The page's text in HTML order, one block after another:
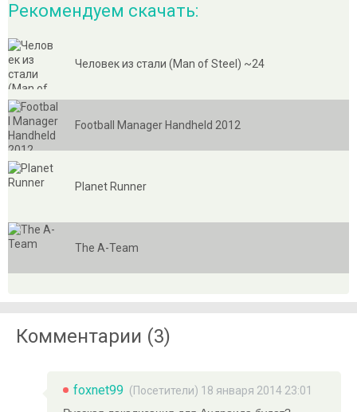
Рекомендуем скачать:
Человек из стали (Man of Steel) ~24
Football Manager Handheld 2012
Planet Runner
The A-Team
Комментарии (3)
foxnet99 (Посетители) 18 января 2014 23:01